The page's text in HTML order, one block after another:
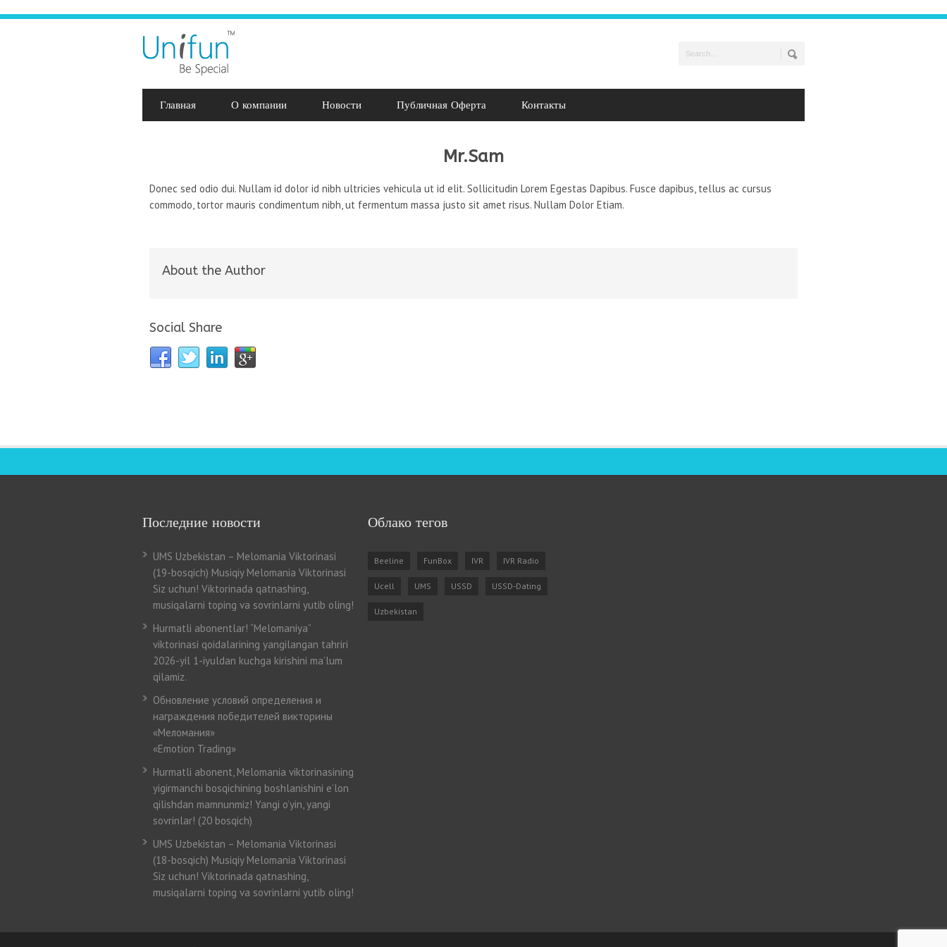
Главная О компании Новости Публичная Оферта Контакты
Mr.Sam
Donec sed odio dui. Nullam id dolor id nibh ultricies vehicula ut id elit. Sollicitudin Lorem Egestas Dapibus. Fusce dapibus, tellus ac cursus
commodo, tortor mauris condimentum nibh, ut fermentum massa justo sit amet risus. Nullam Dolor Etiam.
About the Author
Social Share
Последние новости
UMS Uzbekistan – Melomania Viktorinasi
(19-bosqich) Musiqiy Melomania Viktorinasi
Siz uchun! Viktorinada qatnashing,
musiqalarni toping va sovrinlarni yutib oling!
Hurmatli abonentlar! “Melomaniya”
viktorinasi qoidalarining yangilangan tahriri
2026-yil 1-iyuldan kuchga kirishini ma’lum
qilamiz.
Обновление условий определения и
награждения победителей викторины
«Меломания»
«Emotion Trading»
Hurmatli abonent, Melomania viktorinasining
yigirmanchi bosqichining boshlanishini e’lon
qilishdan mamnunmiz! Yangi o’yin, yangi
sovrinlar! (20 bosqich)
UMS Uzbekistan – Melomania Viktorinasi
(18-bosqich) Musiqiy Melomania Viktorinasi
Siz uchun! Viktorinada qatnashing,
musiqalarni toping va sovrinlarni yutib oling!
Облако тегов
Beeline FunBox IVR IVR Radio
Ucell UMS USSD USSD-Dating
Uzbekistan